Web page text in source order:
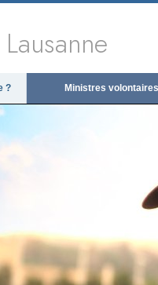
Lausanne
? Ministres volontaires